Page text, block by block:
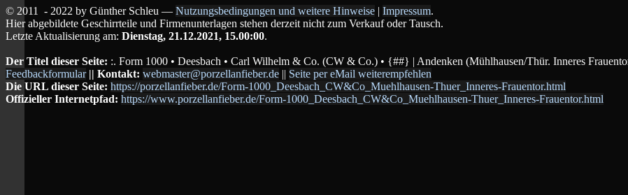
© 2011 - 2022 by Günther Schleu ― Nutzungsbedingungen und weitere Hinweise | Impressum.
Hier abgebildete Geschirrteile und Firmenunterlagen stehen derzeit nicht zum Verkauf oder Tausch.
Letzte Aktualisierung am: Dienstag, 21.12.2021, 15.00:00.
Der Titel dieser Seite: :. Form 1000 • Deesbach • Carl Wilhelm & Co. (CW & Co.) • {##} | Andenken (Mühlhausen/Thür. Inneres
Feedbackformular|| Kontakt: webmaster@porzellanfieber.de || Seite per eMail weiterempfehlen
Die URL dieser Seite: https://porzellanfieber.de/Form-1000_Deesbach_CW&Co_Muehlhausen-Thuer_Inneres-Frauentor.html
Offizieller Internetpfad: https://www.porzellanfieber.de/Form-1000_Deesbach_CW&Co_Muehlhausen-Thuer_Inneres-Frauentor.html